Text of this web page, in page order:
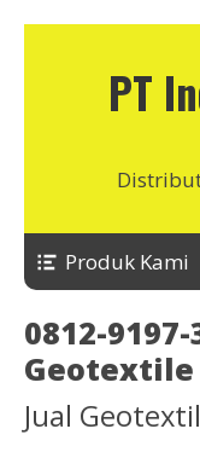
PT
Produk Kami
0812-
Geotextile
Jual